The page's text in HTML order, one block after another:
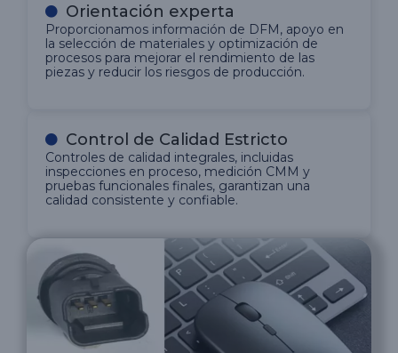
Orientación experta
Proporcionamos información de DFM, apoyo en
la selección de materiales y optimización de
procesos para mejorar el rendimiento de las
piezas y reducir los riesgos de producción.
Control de Calidad Estricto
Controles de calidad integrales, incluidas
inspecciones en proceso, medición CMM y
pruebas funcionales finales, garantizan una
calidad consistente y confiable.